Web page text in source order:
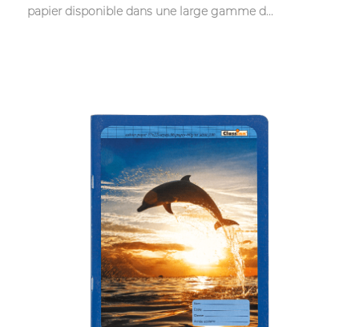
papier disponible dans une large gamme d...